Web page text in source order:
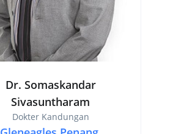
Dr. Somaskandar
Sivasuntharam
Dokter Kandungan